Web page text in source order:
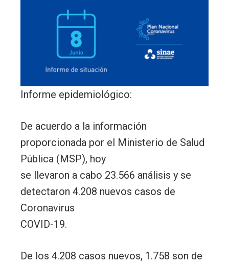
Informe epidemiológico:
De acuerdo a la información
proporcionada por el Ministerio de Salud
Pública (MSP), hoy
se llevaron a cabo 23.566 análisis y se
detectaron 4.208 nuevos casos de
Coronavirus
COVID-19.
De los 4.208 casos nuevos, 1.758 son de